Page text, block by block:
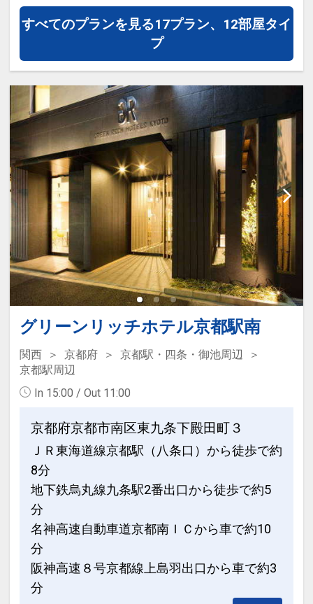
・京都府内の高校生が生産した食材を安
心・安全な料理に変えてご提供。
また、野菜くずのリサイクルによる食の
循環を目標とした「コンポスト」の運用
により、循環型社会を目指した取組みを
実施しています。
・客室アメニティの一部にバイオマス製
品を使用
・ペットボトルの消費を抑えるため、ウ
ォーターサーバーの導入やマグボトルの
使用を推進しています。
ホテルのサステナブルな取組のご紹介２
・ペットボトル、ビン、缶などいずれか
の廃棄物のリサイクルを実施していま
す。
・タオル・シーツ・枕カバーなどの再利
用の案内をしている、連泊時に清掃不要
・使い捨てのプラスチック製アメニティ
やプラスチックストロー・カップ・カト
ラリーを廃止するなどプラスチック削減
に取り組んでいます。
・ホテルで提供する食事に地元（おおむ
ね同一都道府県内）から供給された食材
を取り入れています。
※画像をクリックすると拡大します。
ホテルのサステナブルな取組のご紹介１
・京都府内の高校生が生産した食材を安
心・安全な料理に変えてご提供。
また、野菜くずのリサイクルによる食の
循環を目標とした「コンポスト」の運用
により、循環型社会を目指した取組みを
実施しています。
すべてのプランを見る17プラン、12部屋タイ
プ
グリーンリッチホテル京都駅南
関西 京都府
京都駅・四条・御池周辺
京都駅周辺
In 15:00 / Out 11:00
京都府京都市南区東九条下殿田町３
ＪＲ東海道線京都駅（八条口）から徒歩で約
8分
地下鉄烏丸線九条駅2番出口から徒歩で約5
分
名神高速自動車道京都南ＩＣから車で約10
分
阪神高速８号京都線上島羽出口から車で約3
分